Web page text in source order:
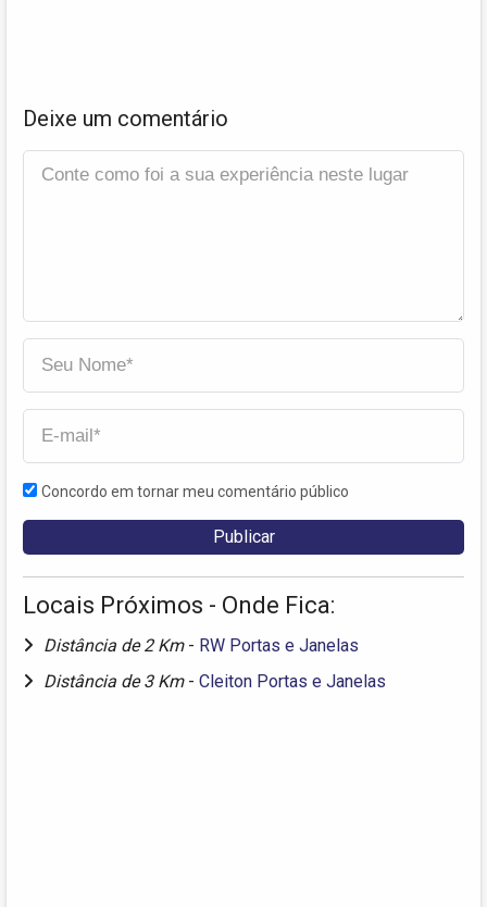
Deixe um comentário
Concordo em tornar meu comentário público
Locais Próximos - Onde Fica:
Distância de 2 Km - RW Portas e Janelas
Distância de 3 Km - Cleiton Portas e Janelas